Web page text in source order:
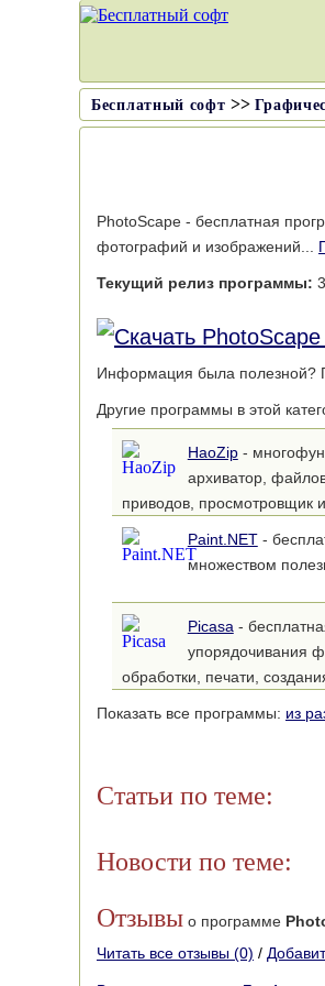
Бесплатный софт >>
PhotoScape - бесплатная
фотографий и изображений...
Текущий релиз программы:
Информация была полезной?
Другие программы в этой
HaoZip-
архиватор,
приводов, просмотровщик
Paint.NET-
множеством
Picasa -
упорядочивания
обработки, печати,
Показать все программы: из
Статьи по теме:
Новости по теме:
Отзывы о программе
Читать все отзывы (0) /